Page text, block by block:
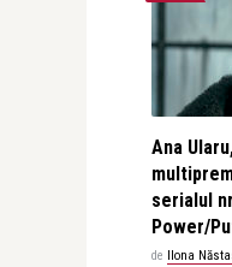
Ana
serialul
Power/
de Ilona